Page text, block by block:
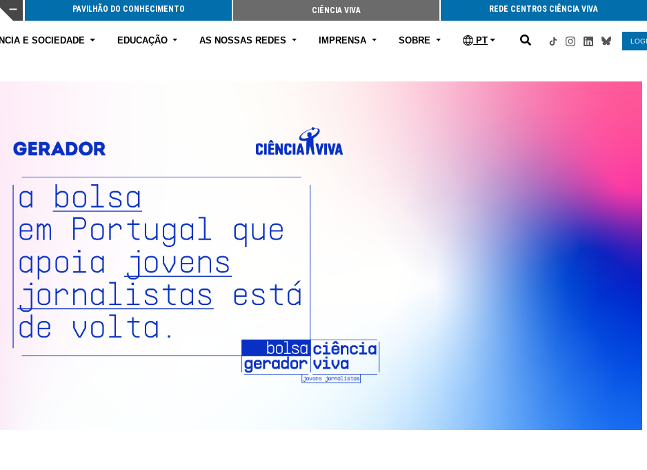
PAVILHÃO DO CONHECIMENTO CIÊNCIA VIVA REDE CENTROS CIÊNCIA VIVA
E SOCIEDADE EDUCAÇÃO AS NOSSAS REDES IMPRENSA SOBRE PT